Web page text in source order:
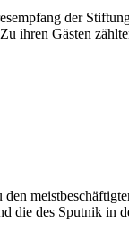
der
ihren Gästen
die des Sputnik